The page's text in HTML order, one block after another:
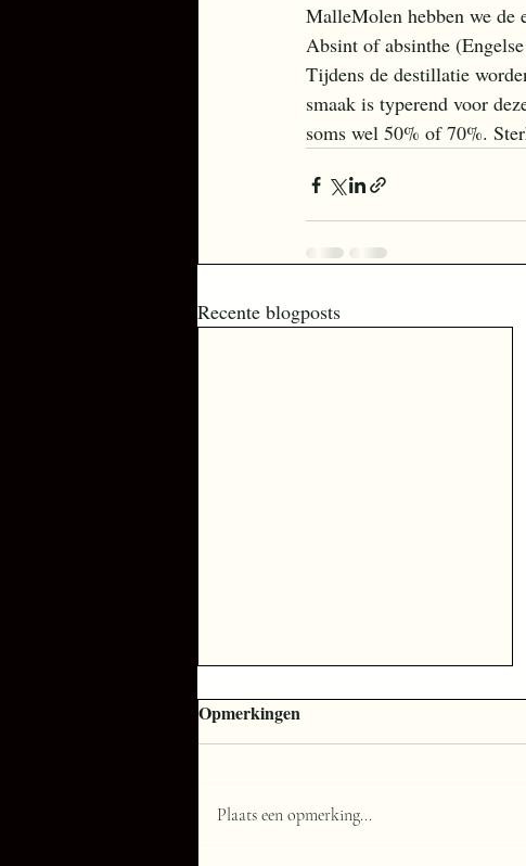
MalleMolen hebben we de
Absint of absinthe
Tijdens de destillatie
smaak is typerend voor
soms wel 50% of 70%.
Recente blogposts
Opmerkingen
Plaats een opmerking...